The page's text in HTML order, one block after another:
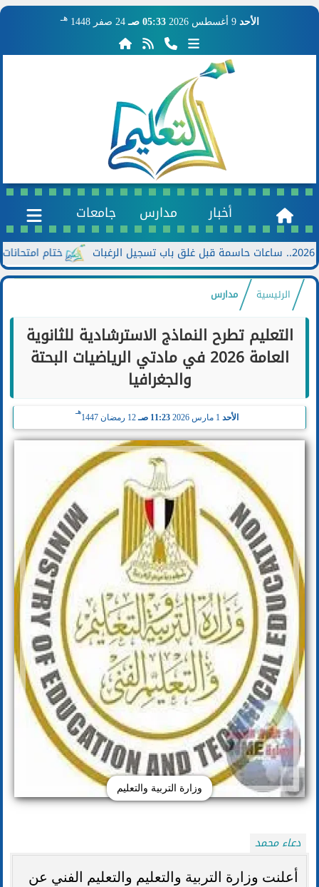
الأحد 9 أغسطس 2026 05:33 صـ 24 صفر 1448 هـ
أخبار مدارس جامعات
ختام امتحانات الدور الثاني
الرئيسية مدارس
التعليم تطرح النماذج الاسترشادية للثانوية
العامة 2026 في مادتي الرياضيات البحتة
والجغرافيا
الأحد 11:23 صـ 12 رمضان 1447
هـ
وزارة التربية والتعليم
دعاء محمد
أعلنت وزارة التربية والتعليم والتعليم الفني عن